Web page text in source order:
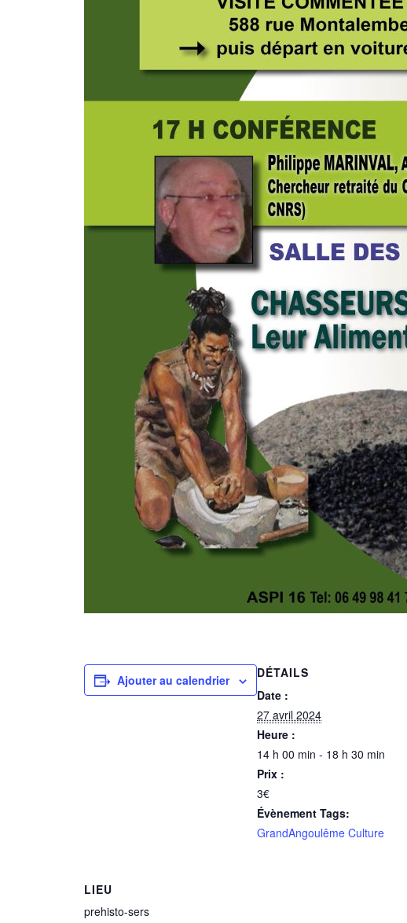
Ajouter au calendrier
DÉTAILS
Date :
27 avril 2024
Heure :
14 h 00 min - 18 h 30 min
Prix :
3€
Évènement Tags:
GrandAngoulême Culture
LIEU
prehisto-sers